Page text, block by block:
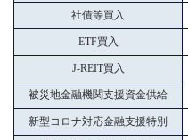
社債等買入
ETF買入
J-REIT買入
被災地金融機関支援資金供給
新型コロナ対応金融支援特別